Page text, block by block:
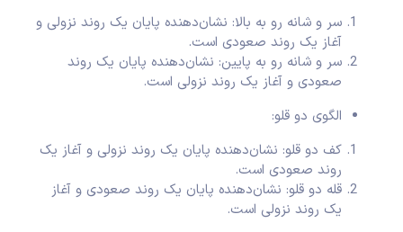
سر و شانه رو به بالا: نشان‌دهنده پایان یک روند نزولی و
آغاز یک روند صعودی است.
سر و شانه رو به پایین: نشان‌دهنده پایان یک روند
صعودی و آغاز یک روند نزولی است.
الگوی دو قلو:
کف دو قلو: نشان‌دهنده پایان یک روند نزولی و آغاز یک
روند صعودی است.
قله دو قلو: نشان‌دهنده پایان یک روند صعودی و آغاز
یک روند نزولی است.